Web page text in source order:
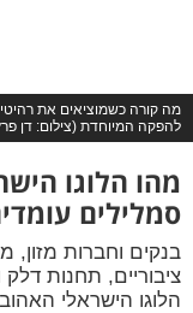
מה קורה כשמוציאים את
להפקה המיוחדת (צילום: דן
סמלילים
בנקים וחברות מזון,
ציבוריים, תחנות
הלוגו הישראלי